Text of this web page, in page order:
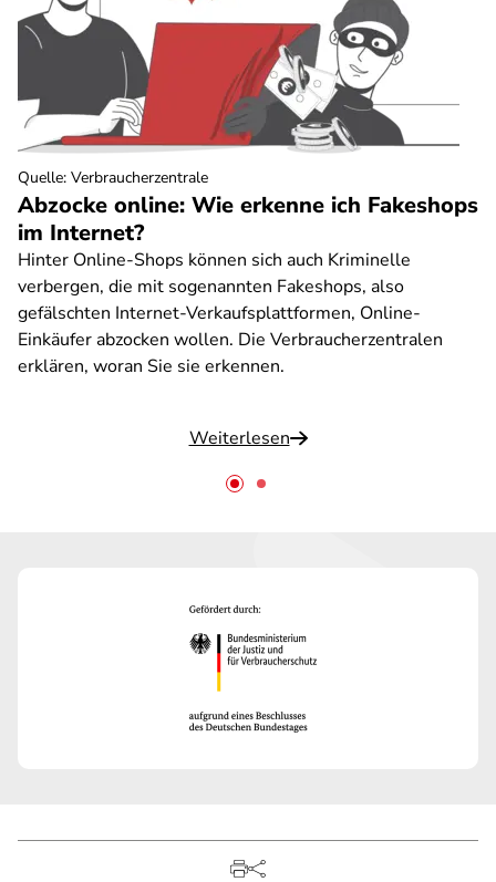
Abzocke online: Wie erkenne ich Fakeshops
im Internet?
Hinter Online-Shops können sich auch Kriminelle
verbergen, die mit sogenannten Fakeshops, also
gefälschten Internet-Verkaufsplattformen, Online-
Einkäufer abzocken wollen. Die Verbraucherzentralen
erklären, woran Sie sie erkennen.
Weiterlesen
Quelle: Verbraucherzentrale